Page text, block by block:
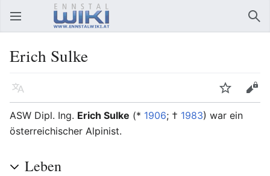
Hauptmenü öffnen
Erich Sulke
Sprache Beobachten
Bearbeiten
ASW Dipl. Ing. Erich Sulke (* 1906; † 1983) war ein
österreichischer Alpinist.
Leben